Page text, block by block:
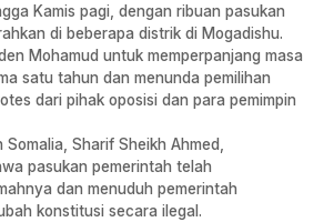
Kamis pagi, dengan ribuan pasukan
di beberapa distrik di Mogadishu.
Mohamud untuk memperpanjang masa
satu tahun dan menunda pemilihan
dari pihak oposisi dan para pemimpin
Sharif Sheikh Ahmed,
pasukan pemerintah telah
dan menuduh pemerintah
konstitusi secara ilegal.